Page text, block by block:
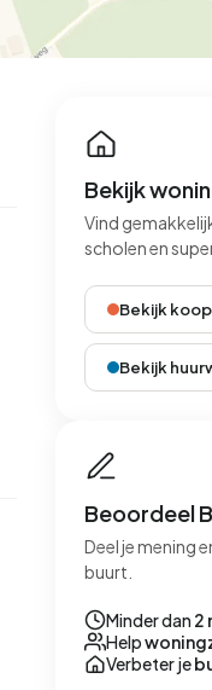
Bekijk
Vind
scholen en
Bekijk
Bekijk
Beoordeel
Deel je mening
buurt.
Minder dan 2
Help
Verbeter je